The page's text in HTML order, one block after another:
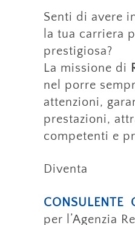
Senti di avere
la tua carriera
prestigiosa?
La missione di
nel porre
attenzioni,
prestazioni,
competenti e
Diventa
CONSULENTE
per l’Agenzia